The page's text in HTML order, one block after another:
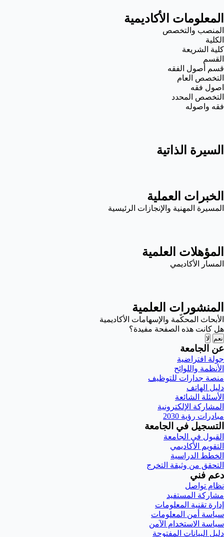
المعلومات الأكاديمية
المنصب والتخصص
الكلية
كلية الشريعة
القسم
قسم أصول الفقه
التخصص العام
اصول فقه
التخصص المحدد
فقه واصوله
السيرة الذاتية
الخبرات العملية
المسيرة المهنية والإنجازات الرئيسية
المؤهلات العلمية
المسار الأكاديمي
المنشورات العلمية
الأبحاث المحكّمة والإسهامات الأكاديمية
هل كانت هذه الصفحة مفيدة؟
نعم لا
عن الجامعة
جولة افتراضية
الأنظمة واللوائح
منصة جدارات للتوظيف
دليل الهاتف
الأسئلة الشائعة
المشاركة الإلكترونية
مبادرات رؤية 2030
التسجيل في الجامعة
القبول في الجامعة
التقويم الأكاديمي
الخطط الدراسية
التحقق من وثيقة التخرج
دعم فني
نظام تواصل
مشاركة المستفيد
إدارة تقنية المعلومات
سياسة أمن المعلومات
سياسة الاستخدام الآمن
دليل البيانات المفتوحة